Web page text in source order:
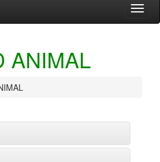
ANIMAL